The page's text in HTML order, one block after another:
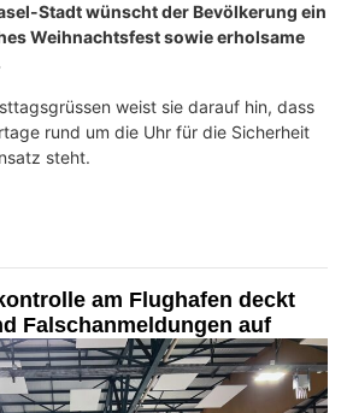
Stadt wünscht der Bevölkerung ein
Weihnachtsfest sowie erholsame
weist sie darauf hin, dass
rund um die Uhr für die Sicherheit
steht.
am Flughafen deckt
Falschanmeldungen auf